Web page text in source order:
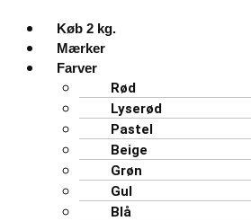
Køb 2 kg.
Mærker
Farver
Rød
Lyserød
Pastel
Beige
Grøn
Gul
Blå